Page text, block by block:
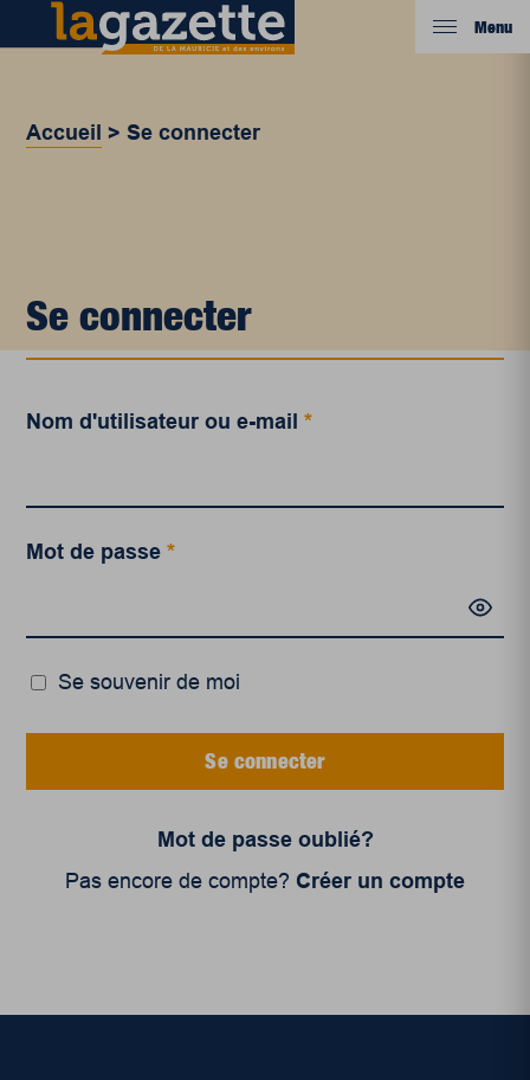
Menu
Accueil >Se connecter
Se connecter
Nom d'utilisateur ou e-mail*
Mot de passe*
Se souvenir de moi
Se connecter
Mot de passe oublié?
Pas encore de compte? Créer un compte